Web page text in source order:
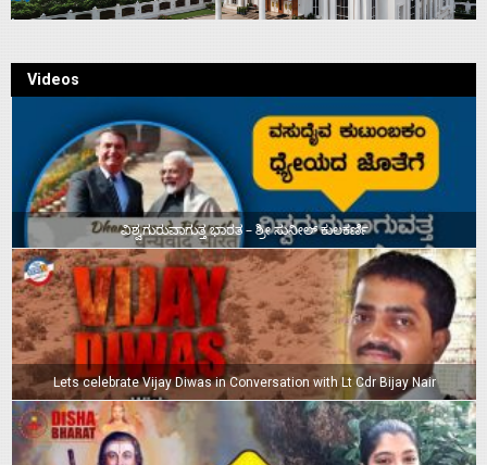
Videos
ವಿಶ್ವಗುರುವಾಗುತ್ತ ಭಾರತ – ಶ್ರೀ ಸುನೀಲ್‌ ಕುಲಕರ್ಣಿ
Lets celebrate Vijay Diwas in Conversation with Lt Cdr Bijay Nair